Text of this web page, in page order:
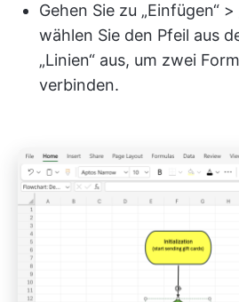
Gehen Sie zu „Einfügen“ >
wählen Sie den Pfeil aus
„Linien“ aus, um zwei
verbinden.